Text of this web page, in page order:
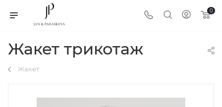
0
Жакет трикотаж
Жакет